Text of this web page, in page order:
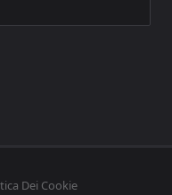
Dei Cookie